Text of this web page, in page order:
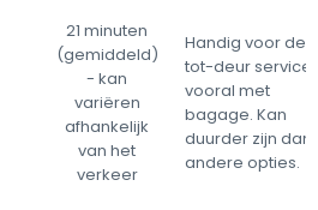
21 minuten
(gemiddeld)
- kan
variëren
afhankelijk
van het
verkeer
Handig voor
tot-deur service,
vooral met
bagage. Kan
duurder zijn dan
andere opties.